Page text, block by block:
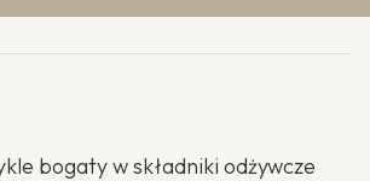
bogaty w składniki odżywcze